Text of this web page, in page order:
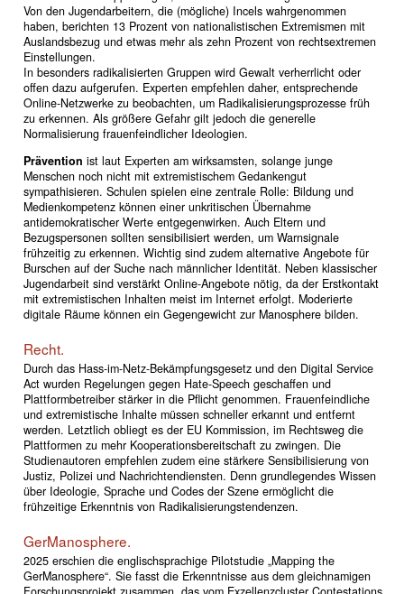
Von den Jugendarbeitern, die (mögliche) Incels wahrgenommen
haben, berichten 13 Prozent von nationalistischen Extremismen mit
Auslandsbezug und etwas mehr als zehn Prozent von rechtsextremen
Einstellungen.
In besonders radikalisierten Gruppen wird Gewalt verherrlicht oder
offen dazu aufgerufen. Experten empfehlen daher, entsprechende
Online-Netzwerke zu beobachten, um Radikalisierungsprozesse früh
zu erkennen. Als größere Gefahr gilt jedoch die generelle
Normalisierung frauenfeindlicher Ideologien.
Prävention ist laut Experten am wirksamsten, solange junge
Menschen noch nicht mit extremistischem Gedankengut
sympathisieren. Schulen spielen eine zentrale Rolle: Bildung und
Medienkompetenz können einer unkritischen Übernahme
antidemokratischer Werte entgegenwirken. Auch Eltern und
Bezugspersonen sollten sensibilisiert werden, um Warnsignale
frühzeitig zu erkennen. Wichtig sind zudem alternative Angebote für
Burschen auf der Suche nach männlicher Identität. Neben klassischer
Jugendarbeit sind verstärkt Online-Angebote nötig, da der Erstkontakt
mit extremistischen Inhalten meist im Internet erfolgt. Moderierte
digitale Räume können ein Gegengewicht zur Manosphere bilden.
Recht.
Durch das Hass-im-Netz-Bekämpfungsgesetz und den Digital Service
Act wurden Regelungen gegen Hate-Speech geschaffen und
Plattformbetreiber stärker in die Pflicht genommen. Frauenfeindliche
und extremistische Inhalte müssen schneller erkannt und entfernt
werden. Letztlich obliegt es der EU Kommission, im Rechtsweg die
Plattformen zu mehr Kooperationsbereitschaft zu zwingen. Die
Studienautoren empfehlen zudem eine stärkere Sensibilisierung von
Justiz, Polizei und Nachrichtendiensten. Denn grundlegendes Wissen
über Ideologie, Sprache und Codes der Szene ermöglicht die
frühzeitige Erkenntnis von Radikalisierungstendenzen.
GerManosphere.
2025 erschien die englischsprachige Pilotstudie „Mapping the
GerManosphere“. Sie fasst die Erkenntnisse aus dem gleichnamigen